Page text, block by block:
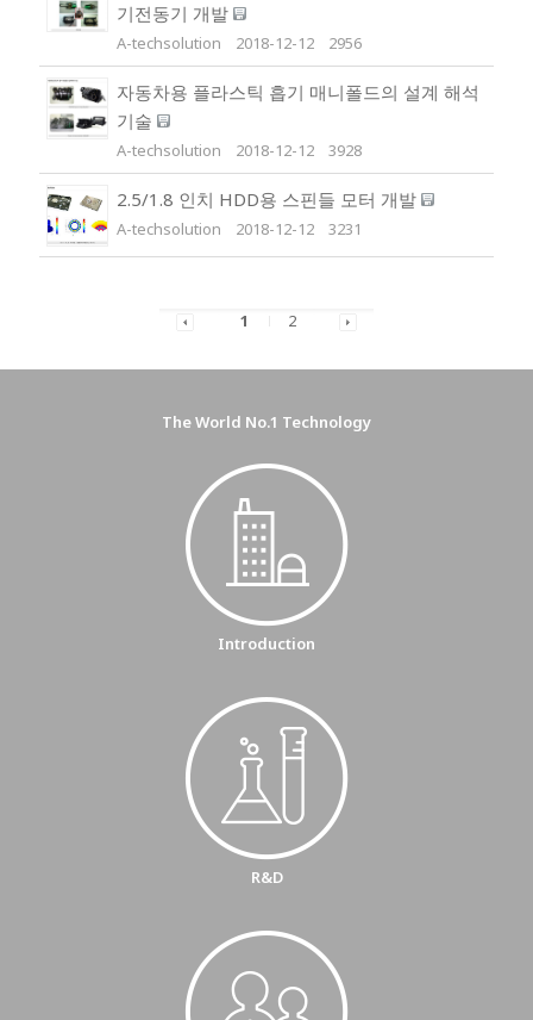
기전동기 개발
A-techsolution 2018-12-12 2956
자동차용 플라스틱 흡기 매니폴드의 설계 해석
기술
A-techsolution 2018-12-12 3928
2.5/1.8 인치 HDD용 스핀들 모터 개발
A-techsolution 2018-12-12 3231
1 2
The World No.1 Technology
Introduction
R&D